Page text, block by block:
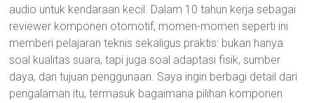
audio untuk kendaraan kecil. Dalam 10 tahun kerja sebagai
reviewer komponen otomotif, momen-momen seperti ini
memberi pelajaran teknis sekaligus praktis: bukan hanya
soal kualitas suara, tapi juga soal adaptasi fisik, sumber
daya, dan tujuan penggunaan. Saya ingin berbagi detail dari
pengalaman itu, termasuk bagaimana pilihan komponen